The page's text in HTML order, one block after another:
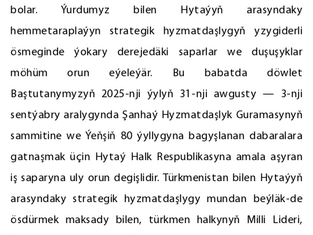
bolar. Ýurdumyz bilen Hytaýyň arasyndaky
hemmetaraplaýyn strategik hyzmatdaşlygyň yzygiderli
ösmeginde ýokary derejedäki saparlar we duşuşyklar
möhüm orun eýeleýär. Bu babatda döwlet
Baştutanymyzyň 2025-nji ýylyň 31-nji awgusty — 3-nji
sentýabry aralygynda Şanhaý Hyzmatdaşlyk Guramasynyň
sammitine we Ýeňşiň 80 ýyllygyna bagyşlanan dabaralara
gatnaşmak üçin Hytaý Halk Respublikasyna amala aşyran
iş saparyna uly orun degişlidir. Türkmenistan bilen Hytaýyň
arasyndaky strategik hyzmatdaşlygy mundan beýläk-de
ösdürmek maksady bilen, türkmen halkynyň Milli Lideri,